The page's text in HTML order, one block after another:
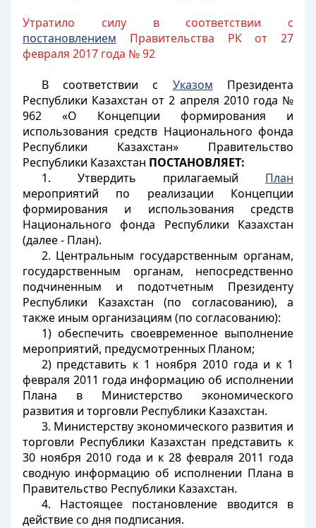
Утратило силу в соответствии с
постановлением Правительства РК от 27
февраля 2017 года № 92
В соответствии с Указом Президента
Республики Казахстан от 2 апреля 2010 года №
962 «О Концепции формирования и
использования средств Национального фонда
Республики Казахстан» Правительство
Республики Казахстан ПОСТАНОВЛЯЕТ:
1. Утвердить прилагаемый План
мероприятий по реализации Концепции
формирования и использования средств
Национального фонда Республики Казахстан
(далее - План).
2. Центральным государственным органам,
государственным органам, непосредственно
подчиненным и подотчетным Президенту
Республики Казахстан (по согласованию), а
также иным организациям (по согласованию):
1) обеспечить своевременное выполнение
мероприятий, предусмотренных Планом;
2) представить к 1 ноября 2010 года и к 1
февраля 2011 года информацию об исполнении
Плана в Министерство экономического
развития и торговли Республики Казахстан.
3. Министерству экономического развития и
торговли Республики Казахстан представить к
30 ноября 2010 года и к 28 февраля 2011 года
сводную информацию об исполнении Плана в
Правительство Республики Казахстан.
4. Настоящее постановление вводится в
действие со дня подписания.